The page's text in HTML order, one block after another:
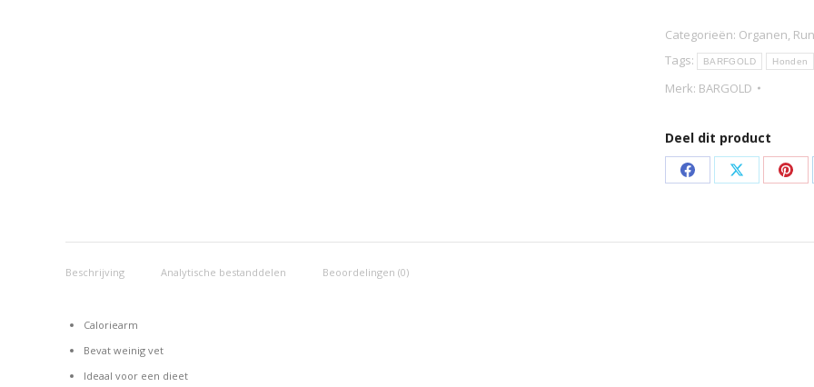
aantal
Categorieën: Organen,
Tags:
BARFGOLD Honden
Merk: BARGOLD
Deel dit product
Deel
Facebook
Deel
X
Beschrijving Analytische bestanddelen Beoordelingen (0)
Caloriearm
Bevat weinig vet
Ideaal voor een dieet